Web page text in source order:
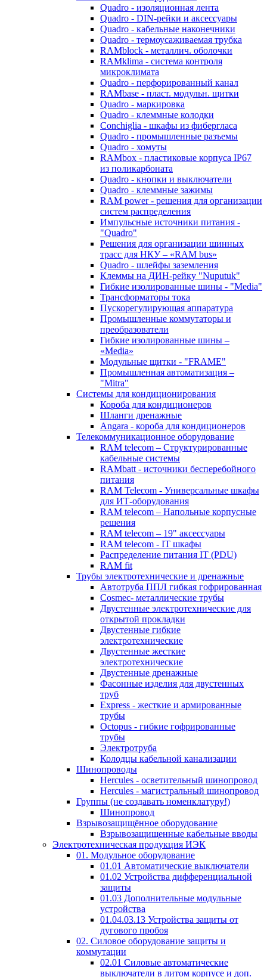
Quadro - изоляционная лента
Quadro - DIN-рейки и аксессуары
Quadro - кабельные наконечники
Quadro - термоусаживаемая трубка
RAMblock - металлич. оболочки
RAMklima - система контроля
микроклимата
Quadro - перфорированный канал
RAMbase - пласт. модульн. щитки
Quadro - маркировка
Quadro - клеммные колодки
Conchiglia - шкафы из фибергласа
Quadro - промышленные разъемы
Quadro - хомуты
RAMbox - пластиковые корпуса IP67
из поликарбоната
Quadro - кнопки и выключатели
Quadro - клеммные зажимы
RAM power - решения для организации
систем распределения
Импульсные источники питания -
"Quadro"
Решения для организации шинных
трасс для НКУ – «RAM bus»
Quadro - шлейфы заземления
Клеммы на ДИН-рейку "Nuputuk"
Гибкие изолированные шины - "Media"
Трансформаторы тока
Пускорегулирующая аппаратура
Промышленные коммутаторы и
преобразователи
Гибкие изолированные шины –
«Media»
Модульные щитки - "FRAME"
Промышленная автоматизация –
"Mitra"
Системы для кондиционирования
Короба для кондиционеров
Шланги дренажные
Angara - короба для кондиционеров
Телекоммуникационное оборудование
RAM telecom – Структурированные
кабельные системы
RAMbatt - источники бесперебойного
питания
RAM Telecom - Универсальные шкафы
для ИТ-оборудования
RAM telecom – Напольные корпусные
решения
RAM telecom – 19" аксессуары
RAM telecom - IT шкафы
Распределение питания IT (PDU)
RAM fit
Трубы электротехнические и дренажные
Автотруба ППЛ гибкая гофрированная
Cosmec- металлические трубы
Двустенные электротехнические для
открытой прокладки
Двустенные гибкие
электротехнические
Двустенные жесткие
электротехнические
Двустенные дренажные
Фасонные изделия для двустенных
труб
Express - жесткие и армированные
трубы
Octopus - гибкие гофрированные
трубы
Электротруба
Колодцы кабельной канализации
Шинопроводы
Hercules - осветительный шинопровод
Hercules - магистральный шинопровод
Группы (не создавать номенклатуру!)
Шинопровод
Взрывозащищённое оборудование
Взрывозащищенные кабельные вводы
Электротехническая продукция ИЭК
01. Модульное оборудование
01.01 Автоматические выключатели
01.02 Устройства дифференциальной
защиты
01.03 Дополнительные модульные
устройства
01.04.03.13 Устройства защиты от
дугового пробоя
02. Силовое оборудование защиты и
коммутации
02.01 Силовые автоматические
выключатели в литом корпусе и доп.